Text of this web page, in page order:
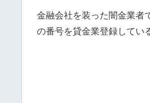
金融会社を装った闇金業者
の番号を貸金業登録してい